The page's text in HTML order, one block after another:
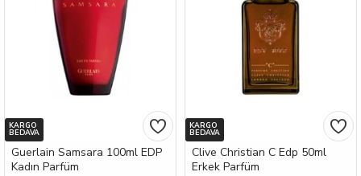
KARGO
BEDAVA
Guerlain Samsara 100ml EDP
Kadın Parfüm
KARGO
BEDAVA
Clive Christian C Edp 50ml
Erkek Parfüm